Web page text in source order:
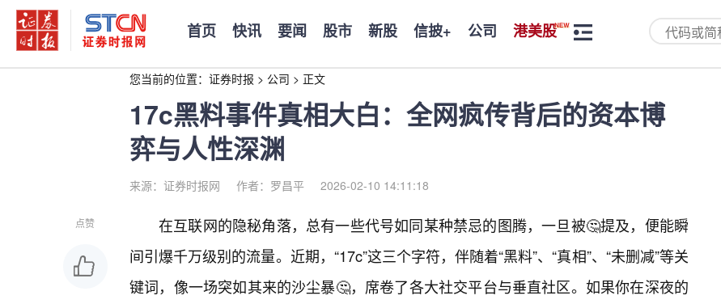
首页 快讯 要闻 股市 新股 信披+ 公司 港美股
您当前的位置： 证券时报 > 公司 > 正文
17c黑料事件真相大白：全网疯传背后的资本博
弈与人性深渊
来源：证券时报网 作者：罗昌平 2026-02-10 14:11:18
点赞
在互联网的隐秘角落，总有一些代号如同某种禁忌的图腾，一旦被🤔提及，便能瞬
间引爆千万级别的流量。近期，“17c”这三个字符，伴随着“黑料”、“真相”、“未删减”等关
键词，像一场突如其来的沙尘暴🤔，席卷了各大社交平台与垂直社区。如果你在深夜的